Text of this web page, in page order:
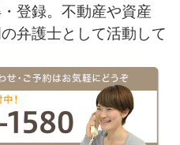
登録。不動産や資産
弁護士として活動して